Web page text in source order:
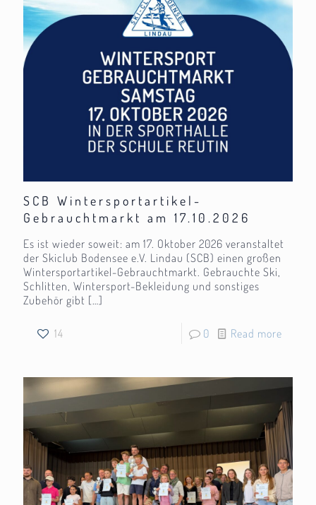
SCB Wintersportartikel-
Gebrauchtmarkt am 17.10.2026
Es ist wieder soweit: am 17. Oktober 2026 veranstaltet
der Skiclub Bodensee e.V. Lindau (SCB) einen großen
Wintersportartikel-Gebrauchtmarkt. Gebrauchte Ski,
Schlitten, Wintersport-Bekleidung und sonstiges
Zubehör gibt […]
14 0 Read more